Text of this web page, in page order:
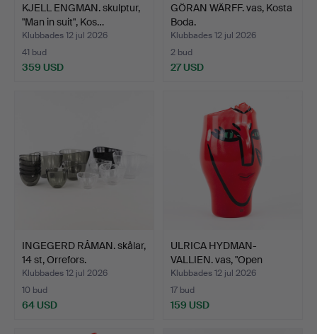
KJELL ENGMAN. skulptur,
"Man in suit", Kos…
Klubbades 12 jul 2026
41 bud
359 USD
GÖRAN WÄRFF. vas, Kosta
Boda.
Klubbades 12 jul 2026
2 bud
27 USD
INGEGERD RÅMAN. skålar,
14 st, Orrefors.
Klubbades 12 jul 2026
10 bud
64 USD
ULRICA HYDMAN-
VALLIEN. vas, "Open
Minds", …
Klubbades 12 jul 2026
17 bud
159 USD